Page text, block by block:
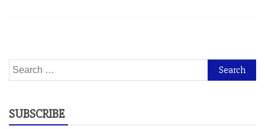
Search
for:
SUBSCRIBE